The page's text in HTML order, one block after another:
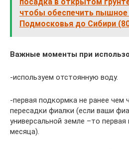
чтобы обеспечить пышное
Подмосковья до Сибири
Важные моменты при
-используем отстоянную воду.
-первая подкормка не ранее чем
пересадки фиалки (если ваши
универсальной земле –то
месяца).